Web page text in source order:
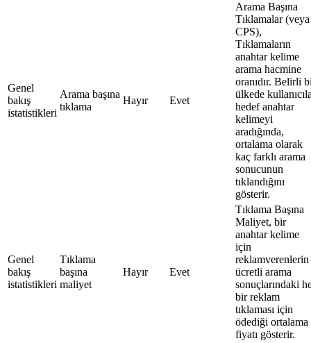
Genel
bakış
istatistikleri
Arama başına
tıklama
Hayır Evet
Arama Başına
Tıklamalar (veya
CPS),
Tıklamaların
anahtar kelime
arama hacmine
oranıdır. Belirli
ülkede
hedef anahtar
kelimeyi
aradığında,
ortalama olarak
kaç farklı arama
sonucunun
tıklandığını
gösterir.
Genel
bakış
istatistikleri
Tıklama
başına
maliyet
Hayır Evet
Tıklama Başına
Maliyet, bir
anahtar kelime
için
reklamverenlerin
ücretli arama
sonuçlarındaki
bir reklam
tıklaması için
ödediği ortalama
fiyatı gösterir.